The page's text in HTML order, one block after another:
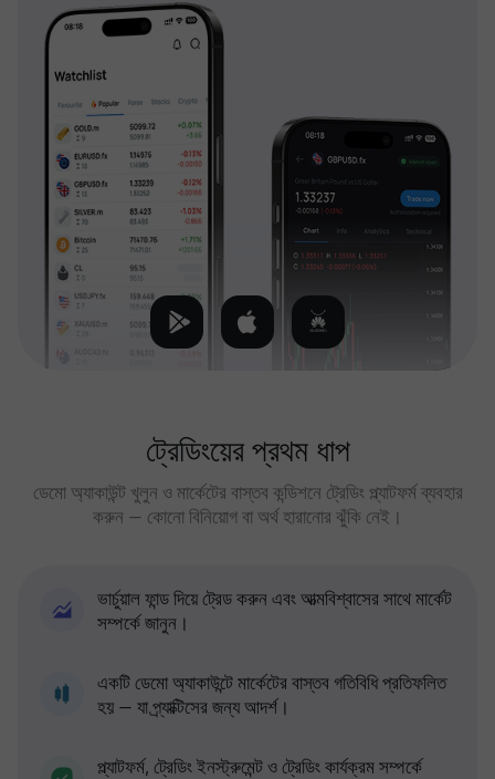
ট্রেডিংয়ের প্রথম ধাপ
ডেমো অ্যাকাউন্ট খুলুন ও মার্কেটের বাস্তব কন্ডিশনে ট্রেডিং প্ল্যাটফর্ম ব্যবহার
করুন — কোনো বিনিয়োগ বা অর্থ হারানোর ঝুঁকি নেই।
ভার্চুয়াল ফান্ড দিয়ে ট্রেড করুন এবং আত্মবিশ্বাসের সাথে মার্কেট
সম্পর্কে জানুন।
একটি ডেমো অ্যাকাউন্টে মার্কেটের বাস্তব গতিবিধি প্রতিফলিত
হয় — যা প্র্যাক্টিসের জন্য আদর্শ।
প্ল্যাটফর্ম, ট্রেডিং ইনস্ট্রুমেন্ট ও ট্রেডিং কার্যক্রম সম্পর্কে